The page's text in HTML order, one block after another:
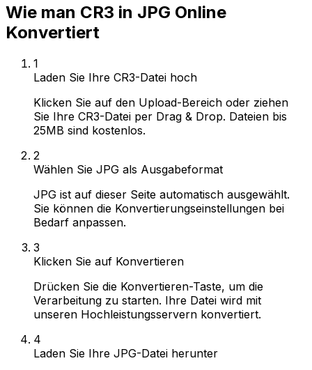
Wie man CR3 in JPG Online
Konvertiert
1
Laden Sie Ihre CR3-Datei hoch
Klicken Sie auf den Upload-Bereich oder ziehen
Sie Ihre CR3-Datei per Drag & Drop. Dateien bis
25MB sind kostenlos.
2
Wählen Sie JPG als Ausgabeformat
JPG ist auf dieser Seite automatisch ausgewählt.
Sie können die Konvertierungseinstellungen bei
Bedarf anpassen.
3
Klicken Sie auf Konvertieren
Drücken Sie die Konvertieren-Taste, um die
Verarbeitung zu starten. Ihre Datei wird mit
unseren Hochleistungsservern konvertiert.
4
Laden Sie Ihre JPG-Datei herunter